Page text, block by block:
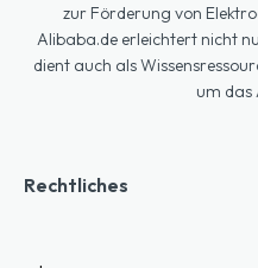
zur Förderung von
Alibaba.de erleichtert nicht
dient auch als
um das
Rechtliches